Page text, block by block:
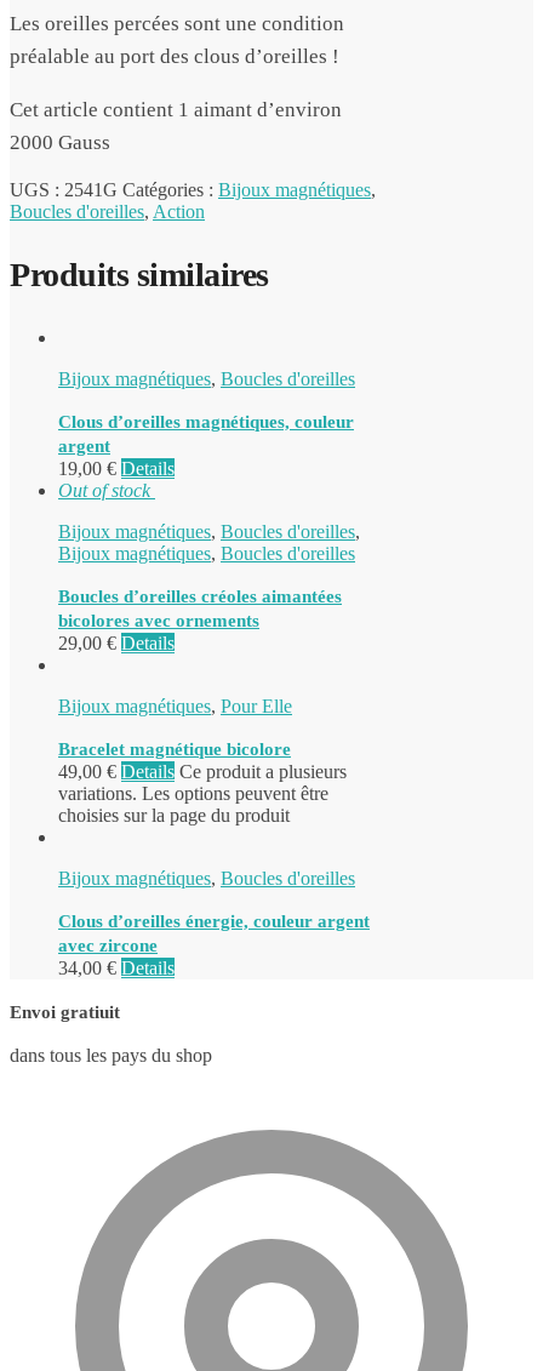
Les oreilles percées sont une condition
préalable au port des clous d’oreilles !
Cet article contient 1 aimant d’environ
2000 Gauss
UGS : 2541G Catégories : Bijoux magnétiques,
Boucles d'oreilles, Action
Produits similaires
Bijoux magnétiques, Boucles d'oreilles
Clous d’oreilles magnétiques, couleur
argent
19,00 € Details
Out of stock
Bijoux magnétiques, Boucles d'oreilles,
Bijoux magnétiques, Boucles d'oreilles
Boucles d’oreilles créoles aimantées
bicolores avec ornements
29,00 € Details
Bijoux magnétiques, Pour Elle
Bracelet magnétique bicolore
49,00 € Details Ce produit a plusieurs
variations. Les options peuvent être
choisies sur la page du produit
Bijoux magnétiques, Boucles d'oreilles
Clous d’oreilles énergie, couleur argent
avec zircone
34,00 € Details
Envoi gratiuit
dans tous les pays du shop